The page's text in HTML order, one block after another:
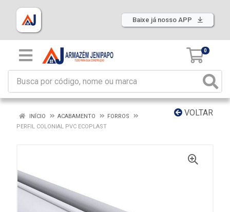
Baixe já nosso APP
0
VOLTAR
INÍCIO ACABAMENTO
FORROS
PERFIL COLONIAL PVC ECOPLAST